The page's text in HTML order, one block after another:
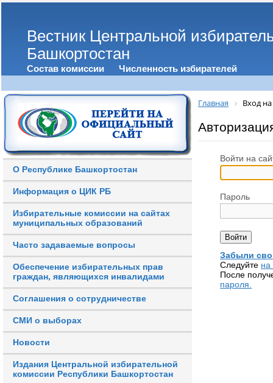
Вестник Центральной
Башкортостан
Состав комиссии Численность избирателей
О Республике Башкортостан
Информация о ЦИК РБ
Избирательные комиссии на сайтах
муниципальных образований
Часто задаваемые вопросы
Обеспечение избирательных прав
граждан, являющихся инвалидами
Соглашения о сотрудничестве
СМИ о выборах
Новости
Издания Центральной избирательной
комиссии Республики Башкортостан
Главная Вход на
Войти на
Пароль
Забыли
Следуйте на
После
пароля.